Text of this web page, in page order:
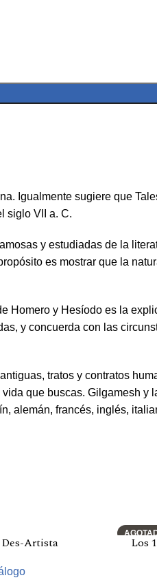
Igualmente sugiere que
siglo VII a. C.
y estudiadas de la
es mostrar que la
Homero y Hesíodo es la
y concuerda con las
tratos y contratos
que buscas. Gilgamesh y
alemán, francés, inglés,
Artista Los